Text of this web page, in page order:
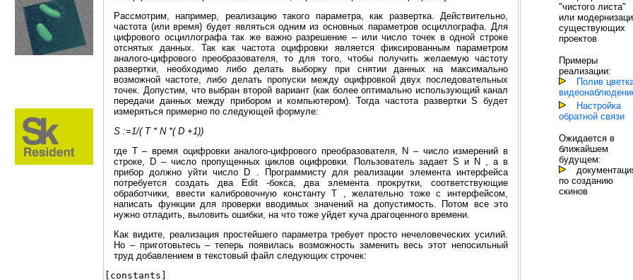
Рассмотрим, например, реализацию такого параметра, как развертка. Действительно,
частота (или время) будет являться одним из основных параметров осциллографа. Для
цифрового осциллографа так же важно разрешение – или число точек в одной строке
отснятых данных. Так как частота оцифровки является фиксированным параметром
аналого-цифрового преобразователя, то для того, чтобы получить желаемую частоту
развертки, необходимо либо делать выборку при снятии данных на максимально
возможной частоте, либо делать пропуски между оцифровкой двух последовательных
точек. Допустим, что выбран второй вариант (как более оптимально использующий канал
передачи данных между прибором и компьютером). Тогда частота развертки S будет
измеряться примерно по следующей формуле:
S :=1/( T * N *(D +1))
где T – время оцифровки аналого-цифрового преобразователя, N – число измерений в
строке, D – число пропущенных циклов оцифровки. Пользователь задает S и N , а в
прибор должно уйти число D . Программисту для реализации элемента интерфейса
потребуется создать два Edit -бокса, два элемента прокрутки, соответствующие
обработчики, ввести калибровочную константу T , желательно тоже с интерфейсом,
написать функции для проверки вводимых значений на допустимость. Потом все это
нужно отладить, выловить ошибки, на что тоже уйдет куча драгоценного времени.
Как видите, реализация простейшего параметра требует просто нечеловеческих усилий.
Но – приготовьтесь – теперь появилась возможность заменить весь этот непосильный
труд добавлением в текстовый файл следующих строчек:
[constants]
"чистого листа"
или
существующих
проектов
Примеры
реализации:
Полив цветка с
Настройка
обратной связи
Ожидается в
ближайшем
будущем:
документация
по созданию
скинов